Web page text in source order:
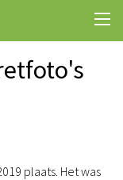
plaats. Het was